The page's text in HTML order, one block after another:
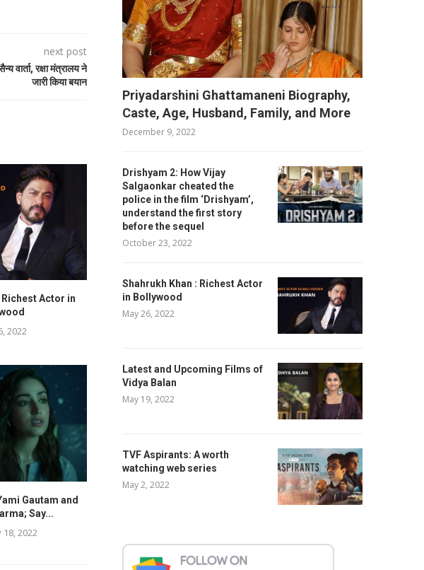
next post
वार्ता, रक्षा मंत्रालय ने
जारी किया बयान
Richest Actor in
2022
Gautam and
Say...
2022
Priyadarshini Ghattamaneni Biography,
Caste, Age, Husband, Family, and More
December 9, 2022
Drishyam 2: How Vijay
Salgaonkar cheated the
police in the film ‘Drishyam’,
understand the first story
before the sequel
October 23, 2022
Shahrukh Khan : Richest Actor
in Bollywood
May 26, 2022
Latest and Upcoming Films of
Vidya Balan
May 19, 2022
TVF Aspirants: A worth
watching web series
May 2, 2022